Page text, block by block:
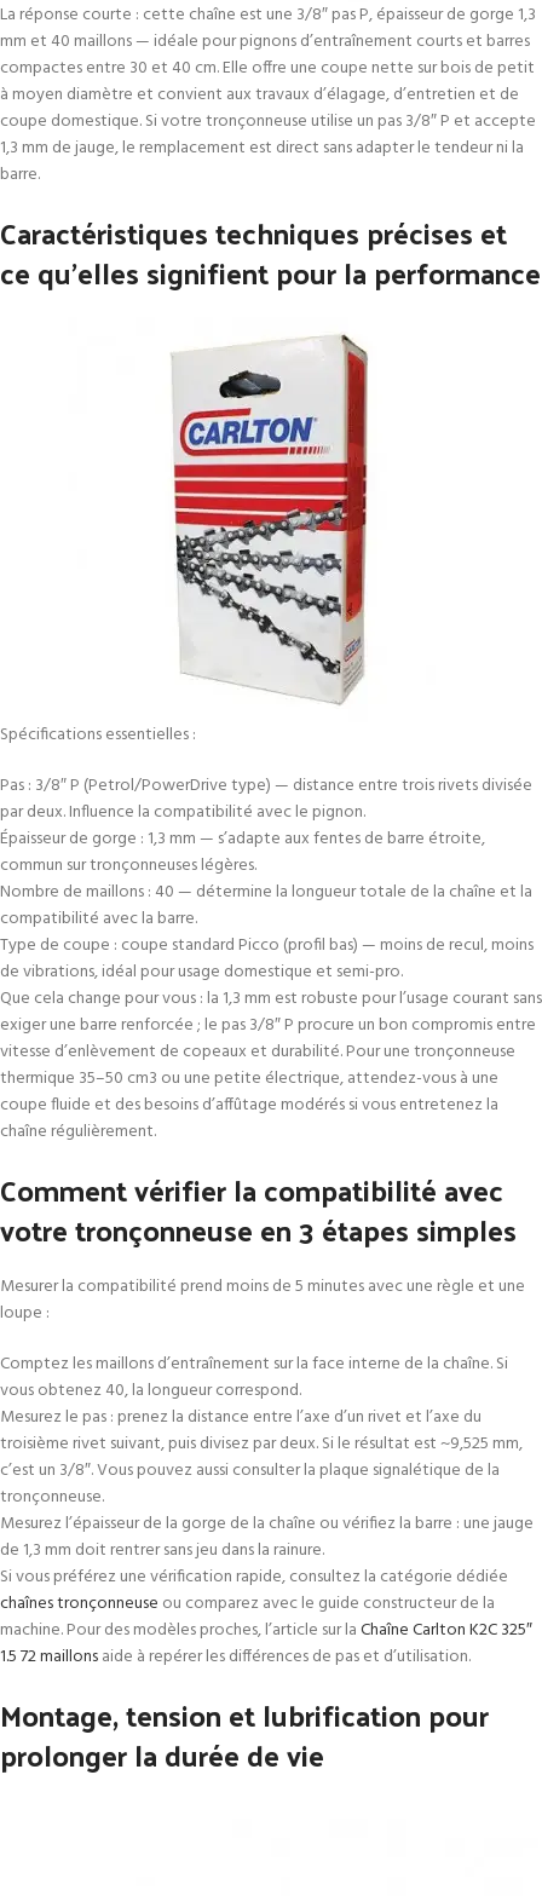
La réponse courte : cette chaîne est une 3/8″ pas P, épaisseur de gorge 1,3
mm et 40 maillons — idéale pour pignons d’entraînement courts et barres
compactes entre 30 et 40 cm. Elle offre une coupe nette sur bois de petit
à moyen diamètre et convient aux travaux d’élagage, d’entretien et de
coupe domestique. Si votre tronçonneuse utilise un pas 3/8″ P et accepte
1,3 mm de jauge, le remplacement est direct sans adapter le tendeur ni la
barre.
Caractéristiques techniques précises et
ce qu’elles signifient pour la performance
Spécifications essentielles :
Pas : 3/8″ P (Petrol/PowerDrive type) — distance entre trois rivets divisée
par deux. Influence la compatibilité avec le pignon.
Épaisseur de gorge : 1,3 mm — s’adapte aux fentes de barre étroite,
commun sur tronçonneuses légères.
Nombre de maillons : 40 — détermine la longueur totale de la chaîne et la
compatibilité avec la barre.
Type de coupe : coupe standard Picco (profil bas) — moins de recul, moins
de vibrations, idéal pour usage domestique et semi-pro.
Que cela change pour vous : la 1,3 mm est robuste pour l’usage courant sans
exiger une barre renforcée ; le pas 3/8″ P procure un bon compromis entre
vitesse d’enlèvement de copeaux et durabilité. Pour une tronçonneuse
thermique 35–50 cm3 ou une petite électrique, attendez-vous à une
coupe fluide et des besoins d’affûtage modérés si vous entretenez la
chaîne régulièrement.
Comment vérifier la compatibilité avec
votre tronçonneuse en 3 étapes simples
Mesurer la compatibilité prend moins de 5 minutes avec une règle et une
loupe :
Comptez les maillons d’entraînement sur la face interne de la chaîne. Si
vous obtenez 40, la longueur correspond.
Mesurez le pas : prenez la distance entre l’axe d’un rivet et l’axe du
troisième rivet suivant, puis divisez par deux. Si le résultat est ~9,525 mm,
c’est un 3/8″. Vous pouvez aussi consulter la plaque signalétique de la
tronçonneuse.
Mesurez l’épaisseur de la gorge de la chaîne ou vérifiez la barre : une jauge
de 1,3 mm doit rentrer sans jeu dans la rainure.
Si vous préférez une vérification rapide, consultez la catégorie dédiée
chaînes tronçonneuse ou comparez avec le guide constructeur de la
machine. Pour des modèles proches, l’article sur laChaîne Carlton K2C 325″
1.5 72 maillonsaide à repérer les différences de pas et d’utilisation.
Montage, tension et lubrification pour
prolonger la durée de vie